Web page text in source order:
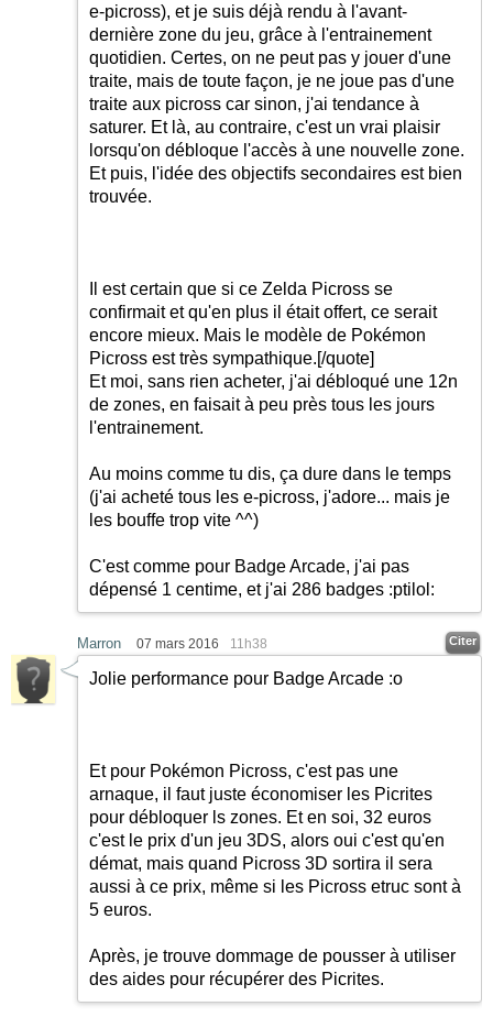
e-picross), et je suis déjà rendu à l'avant-
dernière zone du jeu, grâce à l'entrainement
quotidien. Certes, on ne peut pas y jouer d'une
traite, mais de toute façon, je ne joue pas d'une
traite aux picross car sinon, j'ai tendance à
saturer. Et là, au contraire, c'est un vrai plaisir
lorsqu'on débloque l'accès à une nouvelle zone.
Et puis, l'idée des objectifs secondaires est bien
trouvée.
Il est certain que si ce Zelda Picross se
confirmait et qu'en plus il était offert, ce serait
encore mieux. Mais le modèle de Pokémon
Picross est très sympathique.[/quote]
Et moi, sans rien acheter, j'ai débloqué une 12n
de zones, en faisait à peu près tous les jours
l'entrainement.
Au moins comme tu dis, ça dure dans le temps
(j'ai acheté tous les e-picross, j'adore... mais je
les bouffe trop vite ^^)
C'est comme pour Badge Arcade, j'ai pas
dépensé 1 centime, et j'ai 286 badges :ptilol:
Marron 07 mars 2016 11h38 Citer
Jolie performance pour Badge Arcade :o
Et pour Pokémon Picross, c'est pas une
arnaque, il faut juste économiser les Picrites
pour débloquer ls zones. Et en soi, 32 euros
c'est le prix d'un jeu 3DS, alors oui c'est qu'en
démat, mais quand Picross 3D sortira il sera
aussi à ce prix, même si les Picross etruc sont à
5 euros.
Après, je trouve dommage de pousser à utiliser
des aides pour récupérer des Picrites.